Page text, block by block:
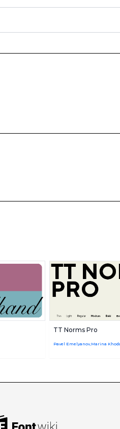
TT Norms Pro